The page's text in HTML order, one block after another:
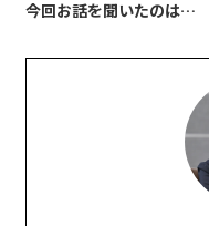
今回お話を聞いたのは…